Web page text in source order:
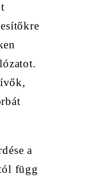
a
függ